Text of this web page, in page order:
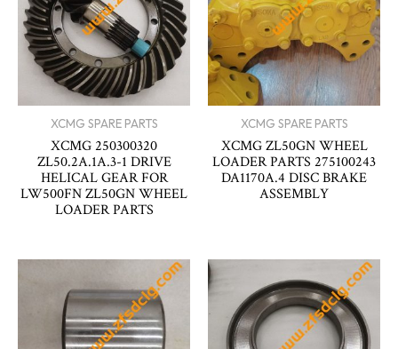
XCMG SPARE PARTS
XCMG 250300320
ZL50.2A.1A.3-1 DRIVE
HELICAL GEAR FOR
LW500FN ZL50GN WHEEL
LOADER PARTS
XCMG SPARE PARTS
XCMG ZL50GN WHEEL
LOADER PARTS 275100243
DA1170A.4 DISC BRAKE
ASSEMBLY